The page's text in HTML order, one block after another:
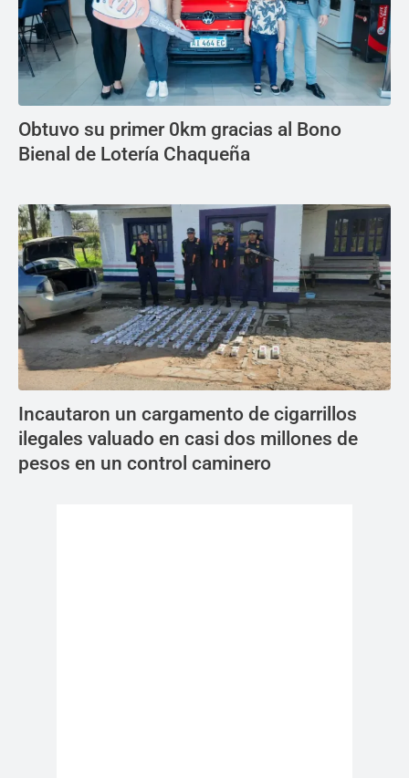
Obtuvo su primer 0km gracias al Bono
Bienal de Lotería Chaqueña
Incautaron un cargamento de cigarrillos
ilegales valuado en casi dos millones de
pesos en un control caminero